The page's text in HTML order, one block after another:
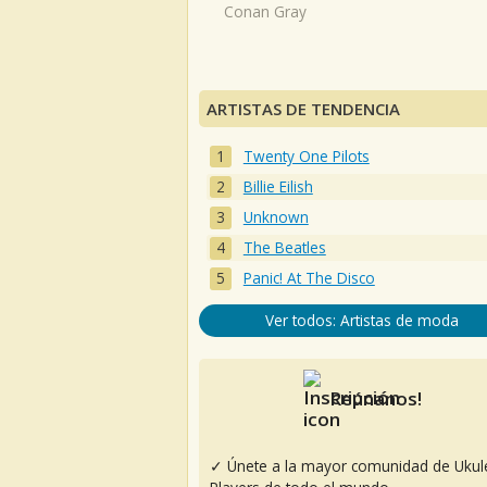
Conan Gray
ARTISTAS DE TENDENCIA
Twenty One Pilots
Billie Eilish
Unknown
The Beatles
Panic! At The Disco
Ver todos: Artistas de moda
Reúnanos!
✓ Únete a la mayor comunidad de